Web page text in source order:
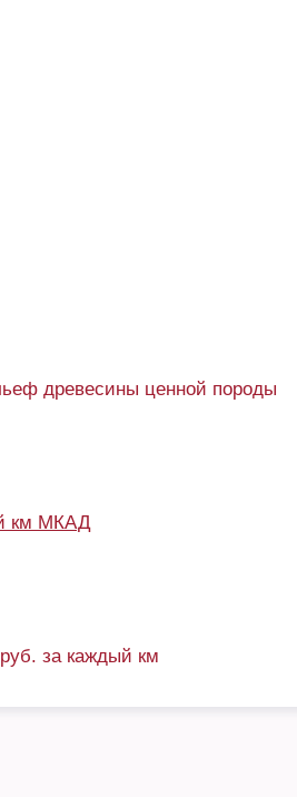
древесины ценной породы
км МКАД
за каждый км